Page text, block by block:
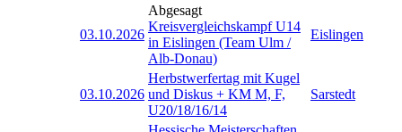
03.10.2026
Abgesagt
Kreisvergleichskampf U14
in Eislingen (Team Ulm /
Alb-Donau)
Eislingen
03.10.2026
Herbstwerfertag mit Kugel
und Diskus + KM M, F,
U20/18/16/14
Sarstedt